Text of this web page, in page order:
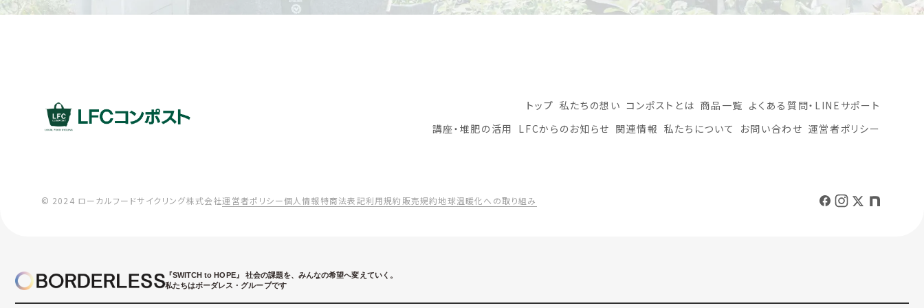
トップ 私たちの想い コンポストとは 商品一覧 よくある質問・LINEサポート
講座・堆肥の活用 LFCからのお知らせ 関連情報 私たちについて お問い合わせ 運営者ポリシー
© 2024 ローカルフードサイクリング株式会社運営者ポリシー個人情報特商法表記利用規約 販売規約地球温暖化への取り組み
『SWITCH to HOPE』
社会の課題を、みんなの希望へ変えていく。
私たちはボーダレス・グループです